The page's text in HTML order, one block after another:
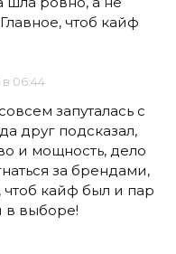
чтоб кайф
в 06:44
запуталась с
друг подсказал,
и мощность, дело
за брендами,
чтоб кайф был и пар
в выборе!